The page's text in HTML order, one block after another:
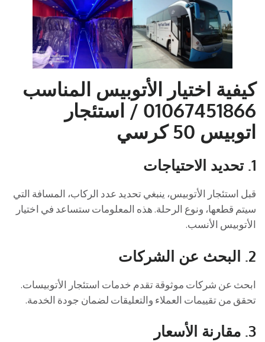
كيفية اختيار الأتوبيس المناسب
01067451866 / استئجار
اتوبيس 50 كرسي
1. تحديد الاحتياجات
قبل استئجار الأتوبيس، ينبغي تحديد عدد الركاب، المسافة التي
سيتم قطعها، ونوع الرحلة. هذه المعلومات ستساعد في اختيار
الأتوبيس الأنسب.
2. البحث عن الشركات
ابحث عن شركات موثوقة تقدم خدمات استئجار الأتوبيسات.
تحقق من تقييمات العملاء والتعليقات لضمان جودة الخدمة.
3. مقارنة الأسعار